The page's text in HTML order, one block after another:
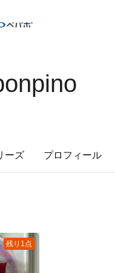
ーズ プロフィール
残り1点